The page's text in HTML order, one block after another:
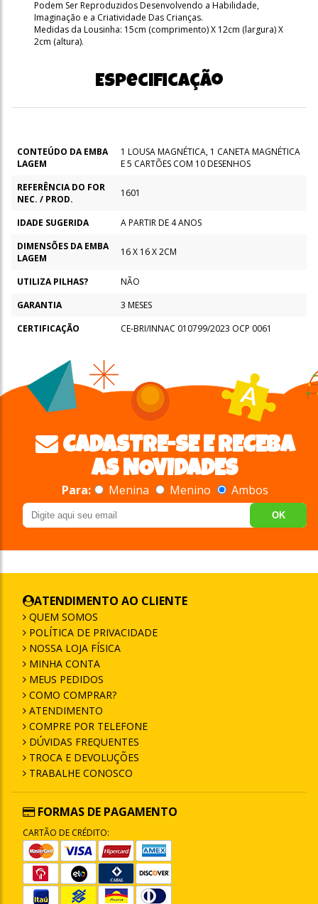
Podem Ser Reproduzidos Desenvolvendo a Habilidade,
Imaginação e a Criatividade Das Crianças.
Medidas da Lousinha: 15cm (comprimento) X 12cm (largura) X
2cm (altura).
Especificação
CONTEÚDO DA EMBA
LAGEM
1 LOUSA MAGNÉTICA, 1 CANETA MAGNÉTICA
E 5 CARTÕES COM 10 DESENHOS
REFERÊNCIA DO FOR
NEC. / PROD.
1601
IDADE SUGERIDA
A PARTIR DE 4 ANOS
DIMENSÕES DA EMBA
LAGEM
16 X 16 X 2CM
UTILIZA PILHAS?
NÃO
GARANTIA
3 MESES
CERTIFICAÇÃO
CE-BRI/INNAC 010799/2023 OCP 0061
CADASTRE-SE E RECEBA
AS NOVIDADES
Para: Menina Menino Ambos
OK
ATENDIMENTO AO CLIENTE
QUEM SOMOS
POLÍTICA DE PRIVACIDADE
NOSSA LOJA FÍSICA
MINHA CONTA
MEUS PEDIDOS
COMO COMPRAR?
ATENDIMENTO
COMPRE POR TELEFONE
DÚVIDAS FREQUENTES
TROCA E DEVOLUÇÕES
TRABALHE CONOSCO
FORMAS DE PAGAMENTO
CARTÃO DE CRÉDITO: